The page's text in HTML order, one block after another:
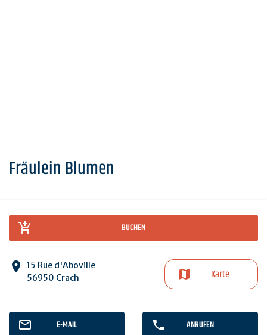
Fräulein Blumen
BUCHEN
15 Rue d'Aboville
56950 Crach
Karte
E-MAIL ANRUFEN